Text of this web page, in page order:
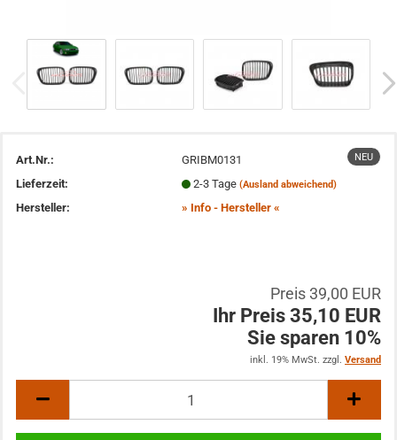
NEU
Art.Nr.:
GRIBM0131
Lieferzeit:
2-3 Tage (Ausland abweichend)
Hersteller: » Info - Hersteller «
Preis 39,00 EUR
Ihr Preis 35,10 EUR
Sie sparen 10%
inkl. 19% MwSt. zzgl. Versand